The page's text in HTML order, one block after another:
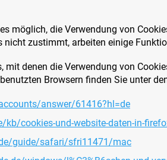
möglich, die Verwendung von
nicht zustimmt, arbeiten einige
denen die Verwendung von
Browsern finden Sie unter
answer/61416?hl=de
cookies-und-website-daten-in-
guide/safari/sfri11471/mac